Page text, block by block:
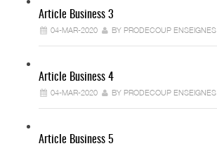
Article Business 3
04-MAR-2020 BY PRODECOUP ENSEIGNES
Article Business 4
04-MAR-2020 BY PRODECOUP ENSEIGNES
Article Business 5